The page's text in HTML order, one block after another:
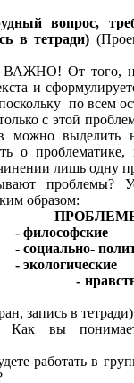
вопрос,
в тетради)
От того,
и
по всем
с этой
можно выделить
о проблематике,
лишь одну
проблемы?
образом:
запись в тетради)
Как вы
работать в